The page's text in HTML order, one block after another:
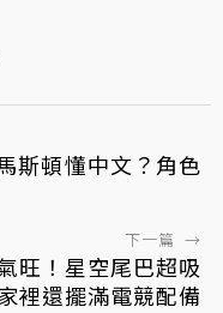
斯頓懂中文？角色
下一篇 →
旺！星空尾巴超吸
裡還擺滿電競配備